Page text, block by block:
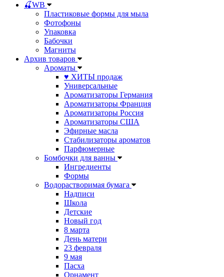
🍒WB
Пластиковые формы для мыла
Фотофоны
Упаковка
Бабочки
Магниты
Архив товаров
Ароматы
♥ ХИТЫ продаж
Универсальные
Ароматизаторы Германия
Ароматизаторы Франция
Ароматизаторы Россия
Ароматизаторы США
Эфирные масла
Стабилизаторы ароматов
Парфюмерные
Бомбочки для ванны
Ингредиенты
Формы
Водорастворимая бумага
Надписи
Школа
Детские
Новый год
8 марта
День матери
23 февраля
9 мая
Пасха
Орнамент